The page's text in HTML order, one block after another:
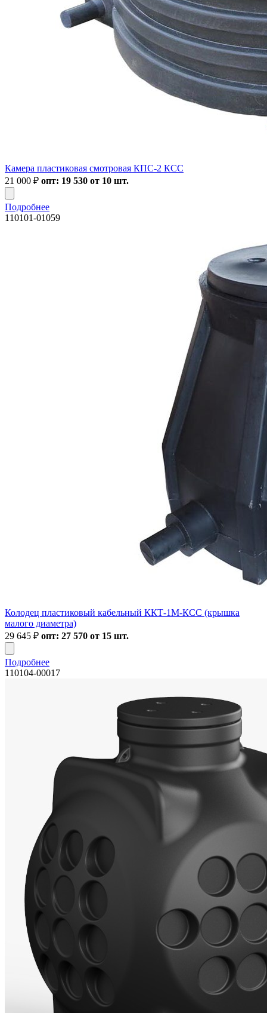
Камера пластиковая смотровая КПС-2 КСС
21 000 ₽ опт: 19 530 от 10 шт.
Подробнее
110101-01059
Колодец пластиковый кабельный ККТ-1М-КСС (крышка
малого диаметра)
29 645 ₽ опт: 27 570 от 15 шт.
Подробнее
110104-00017